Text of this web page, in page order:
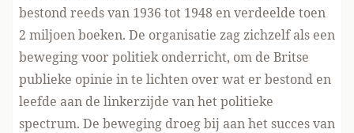
bestond reeds van 1936 tot 1948 en verdeelde toen
2 miljoen boeken. De organisatie zag zichzelf als een
beweging voor politiek onderricht, om de Britse
publieke opinie in te lichten over wat er bestond en
leefde aan de linkerzijde van het politieke
spectrum. De beweging droeg bij aan het succes van